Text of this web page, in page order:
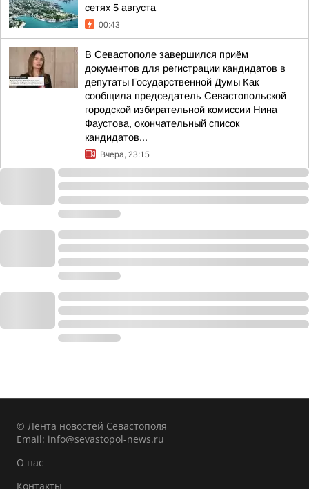
сетях 5 августа
00:43
В Севастополе завершился приём
документов для регистрации кандидатов в
депутаты Государственной Думы Как
сообщила председатель Севастопольской
городской избирательной комиссии Нина
Фаустова, окончательный список
кандидатов...
Вчера, 23:15
© Лента новостей Севастополя
Email: info@sevastopol-news.ru
О нас
Контакты